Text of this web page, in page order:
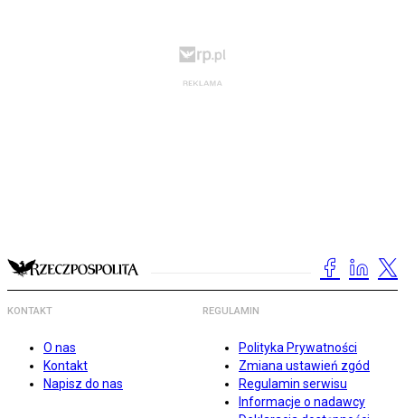
KONTAKT
O nas
Kontakt
Napisz do nas
REGULAMIN
Polityka Prywatności
Zmiana ustawień zgód
Regulamin serwisu
Informacje o nadawcy